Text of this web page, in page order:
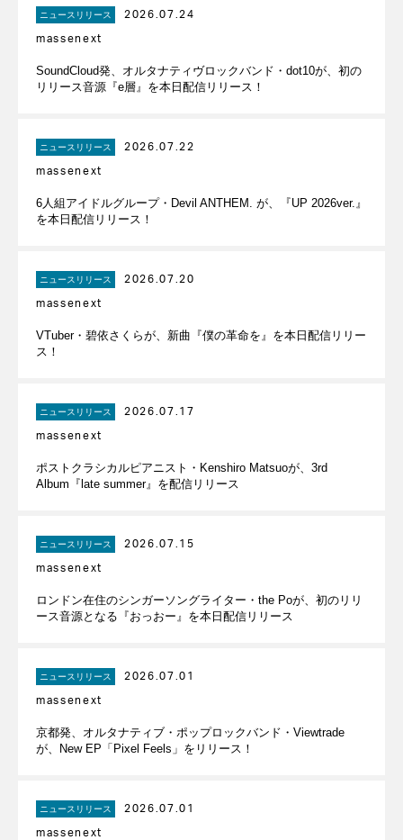
ニュースリリース
2026.07.24
massenext
SoundCloud発、オルタナティヴロックバンド・dot10が、初の
リリース音源『e層』を本日配信リリース！
ニュースリリース
2026.07.22
massenext
6人組アイドルグループ・Devil ANTHEM. が、『UP 2026ver.』
を本日配信リリース！
ニュースリリース
2026.07.20
massenext
VTuber・碧依さくらが、新曲『僕の革命を』を本日配信リリー
ス！
ニュースリリース
2026.07.17
massenext
ポストクラシカルピアニスト・Kenshiro Matsuoが、3rd
Album『late summer』を配信リリース
ニュースリリース
2026.07.15
massenext
ロンドン在住のシンガーソングライター・the Poが、初のリリ
ース音源となる『おっおー』を本日配信リリース
ニュースリリース
2026.07.01
massenext
京都発、オルタナティブ・ポップロックバンド・Viewtrade
が、New EP「Pixel Feels」をリリース！
ニュースリリース
2026.07.01
massenext